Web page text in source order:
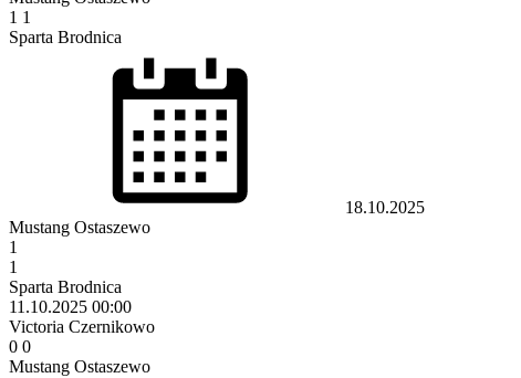
1 1
Sparta Brodnica
18.10.2025
Mustang Ostaszewo
1
1
Sparta Brodnica
11.10.2025 00:00
Victoria Czernikowo
0 0
Mustang Ostaszewo